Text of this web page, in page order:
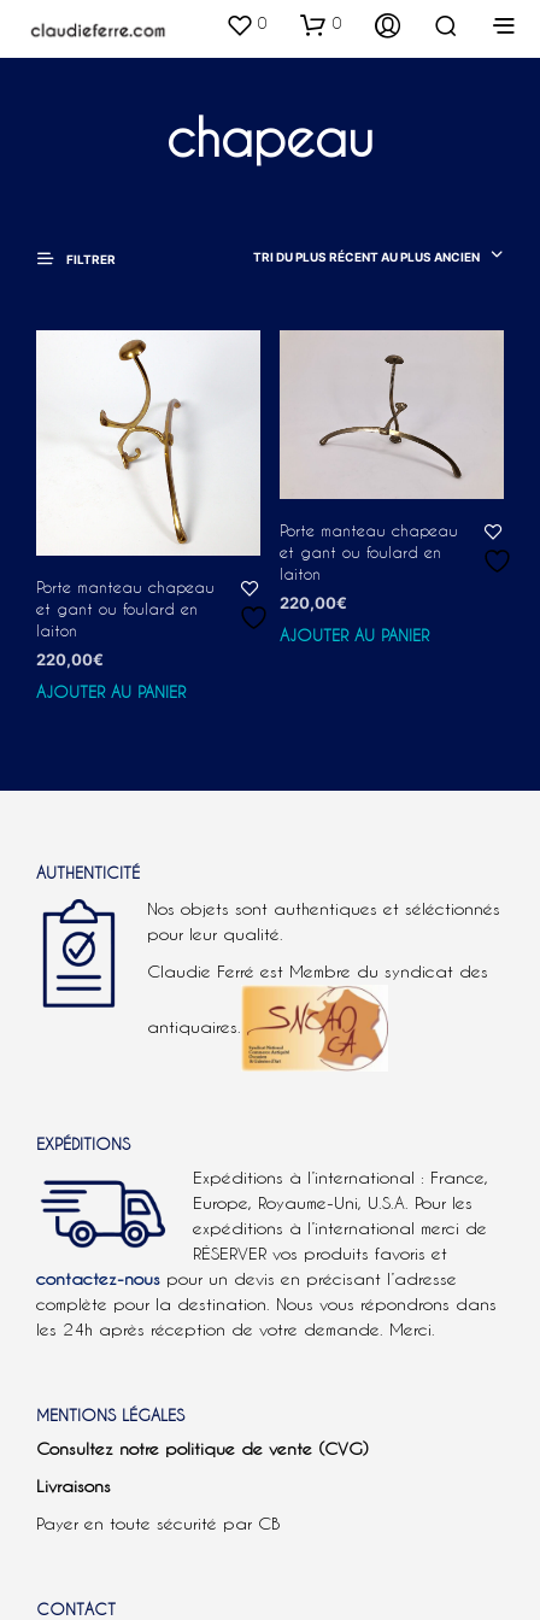
0 0
chapeau
FILTRER TRI DU PLUS RÉCENT AU PLUS ANCIEN
Porte manteau chapeau
et gant ou foulard en
laiton
220,00€
AJOUTER AU PANIER
Porte manteau chapeau
et gant ou foulard en
laiton
220,00€
AJOUTER AU PANIER
AUTHENTICITÉ
Nos objets sont authentiques et séléctionnés
pour leur qualité.
Claudie Ferré est Membre du syndicat des
antiquaires.
EXPÉDITIONS
Expéditions à l’international : France,
Europe, Royaume-Uni, U.S.A. Pour les
expéditions à l’international merci de
RÉSERVER vos produits favoris et
contactez-nous pour un devis en précisant l’adresse
complète pour la destination. Nous vous répondrons dans
les 24h après réception de votre demande. Merci.
MENTIONS LÉGALES
Consultez notre politique de vente (CVG)
Livraisons
Payer en toute sécurité par CB
CONTACT